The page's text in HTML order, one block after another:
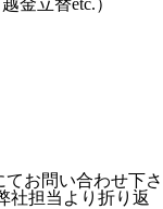
金立替etc.）
お問い合わせ下さ
社担当より折り返